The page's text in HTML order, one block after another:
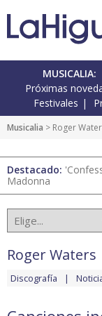
MUSICALIA:
Próximas
Festivales
Musicalia > Roger
Destacado:
Madonna
Roger Waters
Discografía